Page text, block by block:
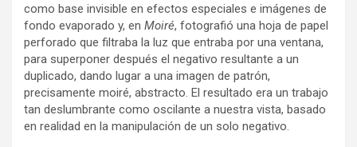
como base invisible en efectos especiales e imágenes de
fondo evaporado y, en Moiré, fotografió una hoja de papel
perforado que filtraba la luz que entraba por una ventana,
para superponer después el negativo resultante a un
duplicado, dando lugar a una imagen de patrón,
precisamente moiré, abstracto. El resultado era un trabajo
tan deslumbrante como oscilante a nuestra vista, basado
en realidad en la manipulación de un solo negativo.